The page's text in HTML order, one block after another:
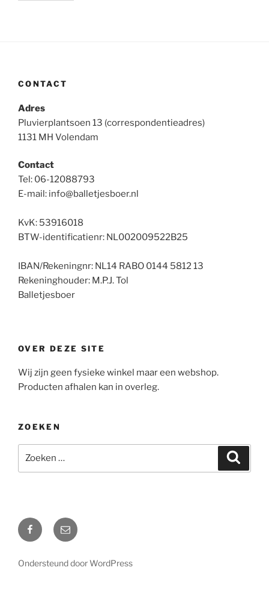
CONTACT
Adres
Pluvierplantsoen 13 (correspondentieadres)
1131 MH Volendam
Contact
Tel: 06-12088793
E-mail: info@balletjesboer.nl
KvK: 53916018
BTW-identificatienr: NL002009522B25
IBAN/Rekeningnr: NL14 RABO 0144 5812 13
Rekeninghouder: M.P.J. Tol
Balletjesboer
OVER DEZE SITE
Wij zijn geen fysieke winkel maar een webshop.
Producten afhalen kan in overleg.
ZOEKEN
naar:
FacebookMail
Ondersteund door WordPress